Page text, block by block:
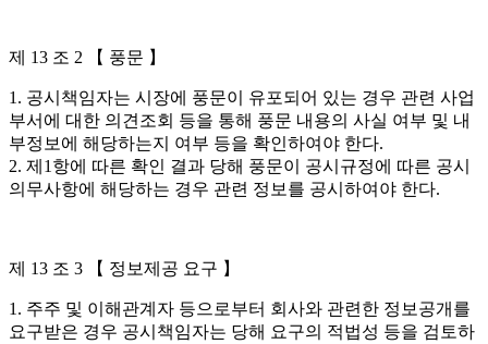
제 13 조 2 【 풍문 】
1. 공시책임자는 시장에 풍문이 유포되어 있는 경우 관련 사업
부서에 대한 의견조회 등을 통해 풍문 내용의 사실 여부 및 내
부정보에 해당하는지 여부 등을 확인하여야 한다.
2. 제1항에 따른 확인 결과 당해 풍문이 공시규정에 따른 공시
의무사항에 해당하는 경우 관련 정보를 공시하여야 한다.
제 13 조 3 【 정보제공 요구 】
1. 주주 및 이해관계자 등으로부터 회사와 관련한 정보공개를
요구받은 경우 공시책임자는 당해 요구의 적법성 등을 검토하